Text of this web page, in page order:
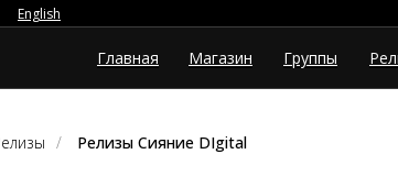
Главная Магазин Группы
English
/ Релизы Сияние DIgital